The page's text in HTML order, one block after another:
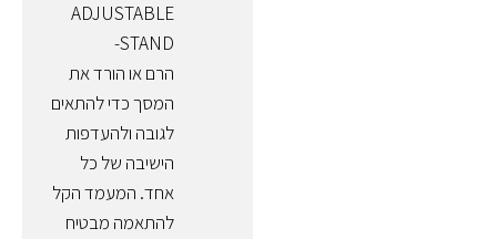
ADJUSTABLE
STAND-
הרם או הורד את
המסך כדי להתאים
לגובה ולהעדפות
הישיבה של כל
אחד. המעמד הקל
להתאמה מבטיח